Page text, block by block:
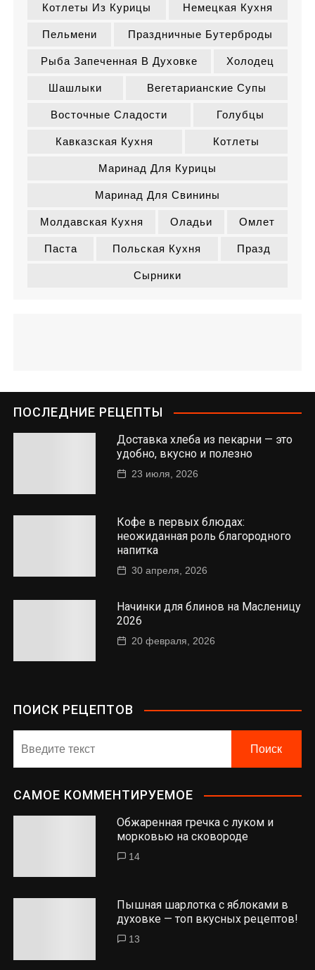
Котлеты Из Курицы Немецкая Кухня
Пельмени Праздничные Бутерброды
Рыба Запеченная В Духовке Холодец
Шашлыки Вегетарианские Супы
Восточные Сладости Голубцы
Кавказская Кухня Котлеты
Маринад Для Курицы
Маринад Для Свинины
Молдавская Кухня Оладьи Омлет
Паста Польская Кухня Празд
Сырники
ПОСЛЕДНИЕ РЕЦЕПТЫ
Доставка хлеба из пекарни — это
удобно, вкусно и полезно
23 июля, 2026
Кофе в первых блюдах:
неожиданная роль благородного
напитка
30 апреля, 2026
Начинки для блинов на Масленицу
2026
20 февраля, 2026
ПОИСК РЕЦЕПТОВ
САМОЕ КОММЕНТИРУЕМОЕ
Обжаренная гречка с луком и
морковью на сковороде
14
Пышная шарлотка с яблоками в
духовке — топ вкусных рецептов!
13